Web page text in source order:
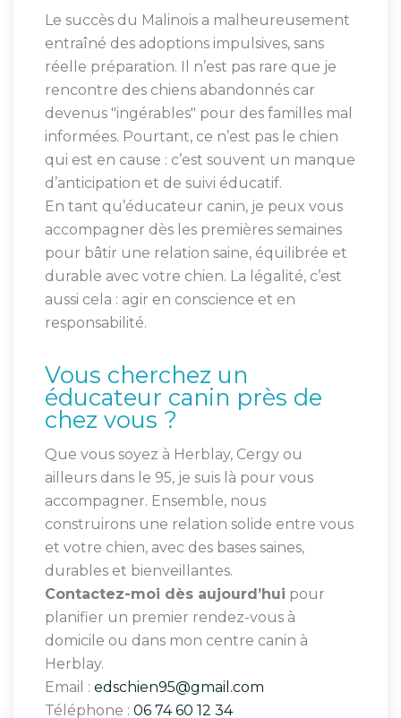
Le succès du Malinois a malheureusement
entraîné des adoptions impulsives, sans
réelle préparation. Il n’est pas rare que je
rencontre des chiens abandonnés car
devenus "ingérables" pour des familles mal
informées. Pourtant, ce n’est pas le chien
qui est en cause : c’est souvent un manque
d’anticipation et de suivi éducatif.
En tant qu’éducateur canin, je peux vous
accompagner dès les premières semaines
pour bâtir une relation saine, équilibrée et
durable avec votre chien. La légalité, c’est
aussi cela : agir en conscience et en
responsabilité.
Vous cherchez un
éducateur canin près de
chez vous ?
Que vous soyez à Herblay, Cergy ou
ailleurs dans le 95, je suis là pour vous
accompagner. Ensemble, nous
construirons une relation solide entre vous
et votre chien, avec des bases saines,
durables et bienveillantes.
Contactez-moi dès aujourd’hui pour
planifier un premier rendez-vous à
domicile ou dans mon centre canin à
Herblay.
Email : edschien95@gmail.com
Téléphone : 06 74 60 12 34